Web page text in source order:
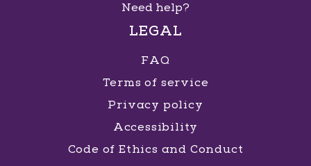
Need help?
LEGAL
FAQ
Terms of service
Privacy policy
Accessibility
Code of Ethics and Conduct